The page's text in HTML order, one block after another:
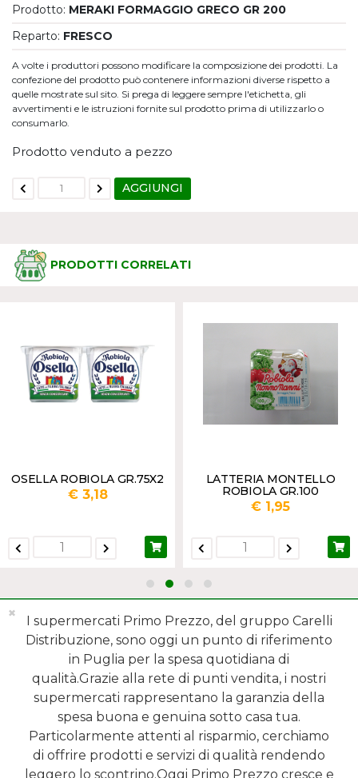
Prodotto: MERAKI FORMAGGIO GRECO GR 200
Reparto: FRESCO
A volte i produttori possono modificare la composizione dei prodotti. La
confezione del prodotto può contenere informazioni diverse rispetto a
quelle mostrate sul sito. Si prega di leggere sempre l'etichetta, gli
avvertimenti e le istruzioni fornite sul prodotto prima di utilizzarlo o
consumarlo.
Prodotto venduto a pezzo
AGGIUNGI
PRODOTTI CORRELATI
OSELLA ROBIOLA GR.75X2
€ 3,18
LATTERIA MONTELLO
ROBIOLA GR.100
€ 1,95
MENÙ
REPARTI
SHOP ONLINE
I supermercati Primo Prezzo, del gruppo Carelli
Distribuzione, sono oggi un punto di riferimento
in Puglia per la spesa quotidiana di
qualità.Grazie alla rete di punti vendita, i nostri
supermercati rappresentano la garanzia della
spesa buona e genuina sotto casa tua.
Particolarmente attenti al risparmio, cerchiamo
di offrire prodotti e servizi di qualità rendendo
leggero lo scontrino.Oggi Primo Prezzo cresce e
✖